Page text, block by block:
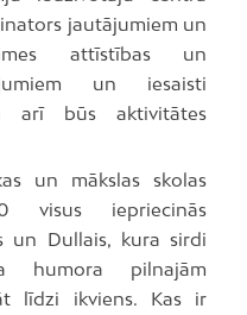
jautājumiem un
attīstības un
un iesaisti
arī būs aktivitātes
un mākslas skolas
visus iepriecinās
un Dullais, kura sirdi
humora pilnajām
līdzi ikviens. Kas ir